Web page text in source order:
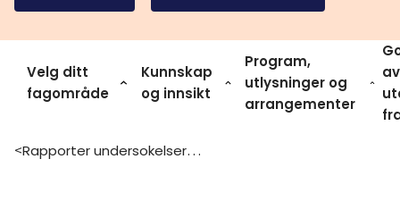
Velg ditt
fagområde
Kunnskap
og innsikt
Program,
utlysninger og
arrangementer
av
> Rapporter undersokelser og statistikk